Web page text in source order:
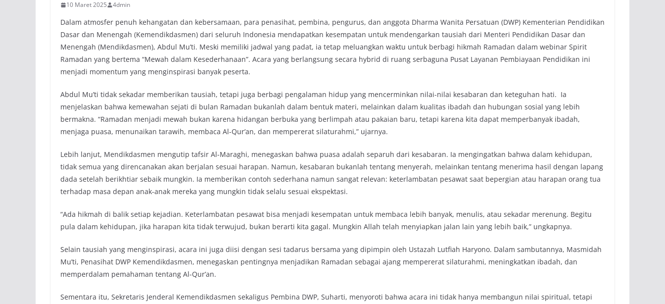
10 Maret 2025 4dmin
Dalam atmosfer penuh kehangatan dan kebersamaan, para penasihat, pembina, pengurus, dan anggota Dharma Wanita Persatuan (DWP) Kementerian Pendidikan
Dasar dan Menengah (Kemendikdasmen) dari seluruh Indonesia mendapatkan kesempatan untuk mendengarkan tausiah dari Menteri Pendidikan Dasar dan
Menengah (Mendikdasmen), Abdul Mu’ti. Meski memiliki jadwal yang padat, ia tetap meluangkan waktu untuk berbagi hikmah Ramadan dalam webinar Spirit
Ramadan yang bertema “Mewah dalam Kesederhanaan”. Acara yang berlangsung secara hybrid di ruang serbaguna Pusat Layanan Pembiayaan Pendidikan ini
menjadi momentum yang menginspirasi banyak peserta.
Abdul Mu’ti tidak sekadar memberikan tausiah, tetapi juga berbagi pengalaman hidup yang mencerminkan nilai-nilai kesabaran dan keteguhan hati. Ia
menjelaskan bahwa kemewahan sejati di bulan Ramadan bukanlah dalam bentuk materi, melainkan dalam kualitas ibadah dan hubungan sosial yang lebih
bermakna. “Ramadan menjadi mewah bukan karena hidangan berbuka yang berlimpah atau pakaian baru, tetapi karena kita dapat memperbanyak ibadah,
menjaga puasa, menunaikan tarawih, membaca Al-Qur’an, dan mempererat silaturahmi,” ujarnya.
Lebih lanjut, Mendikdasmen mengutip tafsir Al-Maraghi, menegaskan bahwa puasa adalah separuh dari kesabaran. Ia mengingatkan bahwa dalam kehidupan,
tidak semua yang direncanakan akan berjalan sesuai harapan. Namun, kesabaran bukanlah tentang menyerah, melainkan tentang menerima hasil dengan lapang
dada setelah berikhtiar sebaik mungkin. Ia memberikan contoh sederhana namun sangat relevan: keterlambatan pesawat saat bepergian atau harapan orang tua
terhadap masa depan anak-anak mereka yang mungkin tidak selalu sesuai ekspektasi.
“Ada hikmah di balik setiap kejadian. Keterlambatan pesawat bisa menjadi kesempatan untuk membaca lebih banyak, menulis, atau sekadar merenung. Begitu
pula dalam kehidupan, jika harapan kita tidak terwujud, bukan berarti kita gagal. Mungkin Allah telah menyiapkan jalan lain yang lebih baik,” ungkapnya.
Selain tausiah yang menginspirasi, acara ini juga diisi dengan sesi tadarus bersama yang dipimpin oleh Ustazah Lutfiah Haryono. Dalam sambutannya, Masmidah
Mu’ti, Penasihat DWP Kemendikdasmen, menegaskan pentingnya menjadikan Ramadan sebagai ajang mempererat silaturahmi, meningkatkan ibadah, dan
memperdalam pemahaman tentang Al-Qur’an.
Sementara itu, Sekretaris Jenderal Kemendikdasmen sekaligus Pembina DWP, Suharti, menyoroti bahwa acara ini tidak hanya membangun nilai spiritual, tetapi